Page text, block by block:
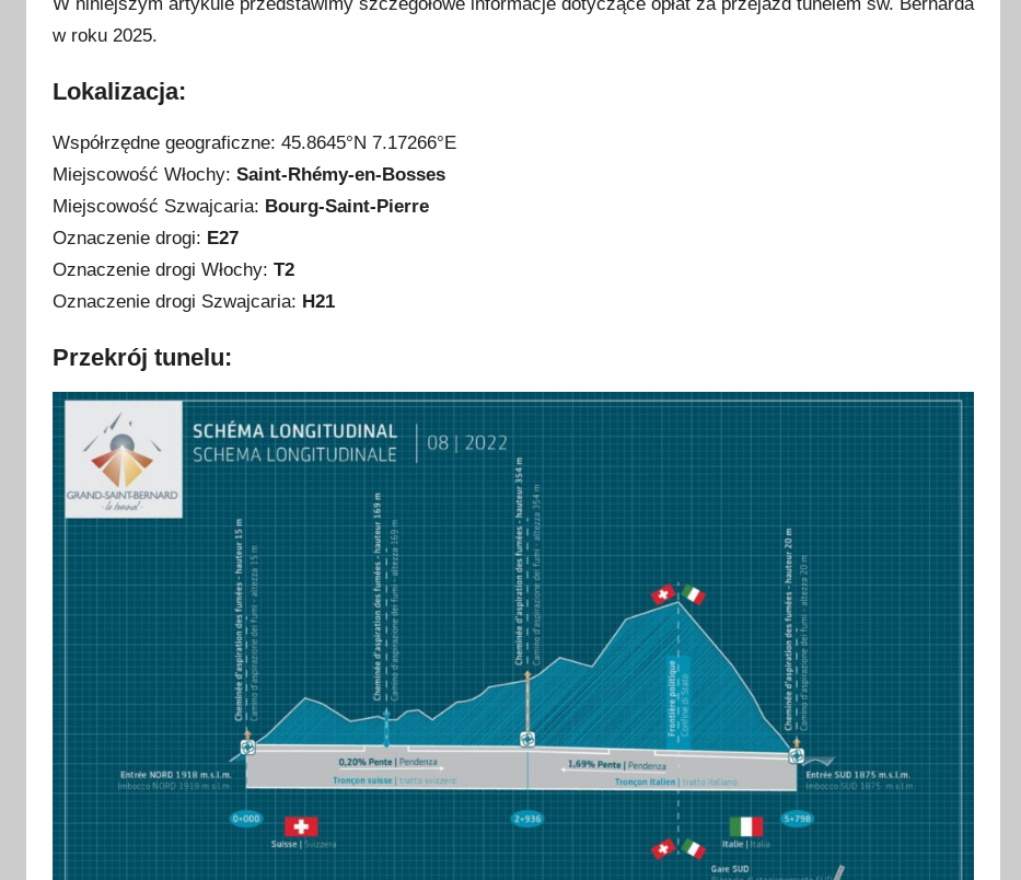
n
i
2
5
w roku 2025.
Lokalizacja:
Współrzędne geograficzne: 45.8645°N 7.17266°E
Miejscowość Włochy: Saint-Rhémy-en-Bosses
Miejscowość Szwajcaria: Bourg-Saint-Pierre
Oznaczenie drogi: E27
Oznaczenie drogi Włochy: T2
Oznaczenie drogi Szwajcaria: H21
Przekrój tunelu: